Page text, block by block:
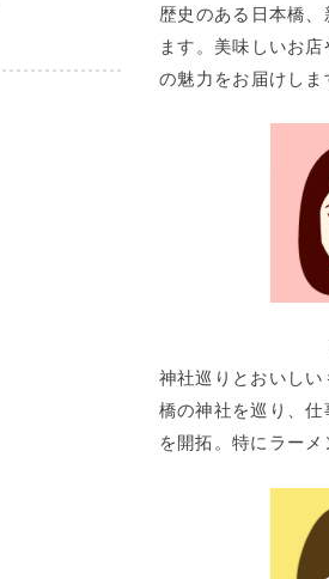
歴史のある日本橋
ます。美味しいお
の魅力をお届けしま
神社巡りとおいし
橋の神社を巡り、仕
を開拓。特にラーメ